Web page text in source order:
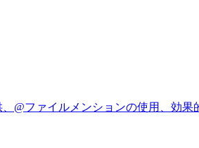
@ファイルメンションの使用、効